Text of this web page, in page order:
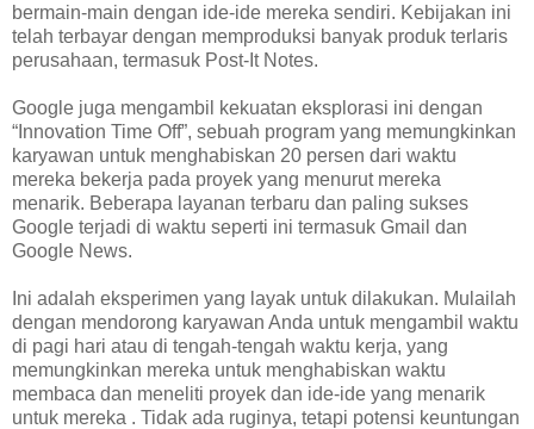
bermain-main dengan ide-ide mereka sendiri. Kebijakan ini
telah terbayar dengan memproduksi banyak produk terlaris
perusahaan, termasuk Post-It Notes.
Google juga mengambil kekuatan eksplorasi ini dengan
“Innovation Time Off”, sebuah program yang memungkinkan
karyawan untuk menghabiskan 20 persen dari waktu
mereka bekerja pada proyek yang menurut mereka
menarik. Beberapa layanan terbaru dan paling sukses
Google terjadi di waktu seperti ini termasuk Gmail dan
Google News.
Ini adalah eksperimen yang layak untuk dilakukan. Mulailah
dengan mendorong karyawan Anda untuk mengambil waktu
di pagi hari atau di tengah-tengah waktu kerja, yang
memungkinkan mereka untuk menghabiskan waktu
membaca dan meneliti proyek dan ide-ide yang menarik
untuk mereka . Tidak ada ruginya, tetapi potensi keuntungan